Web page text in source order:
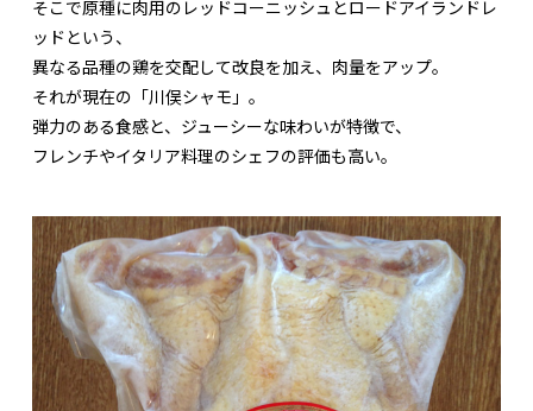
そこで原種に肉用のレッドコーニッシュとロードアイランドレ
ッドという、
異なる品種の鶏を交配して改良を加え、肉量をアップ。
それが現在の「川俣シャモ」。
弾力のある食感と、ジューシーな味わいが特徴で、
フレンチやイタリア料理のシェフの評価も高い。